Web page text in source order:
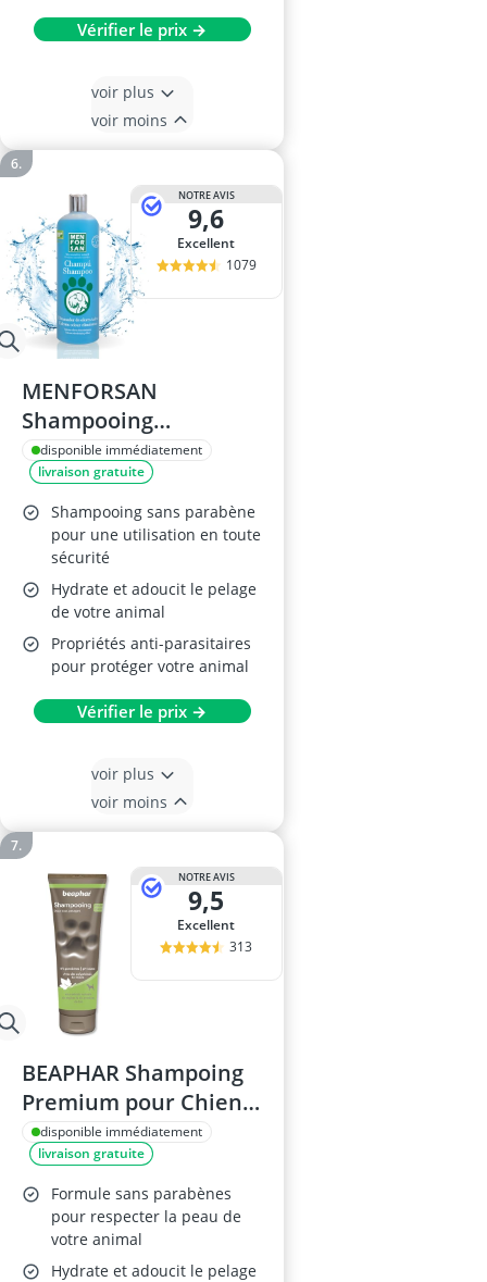
Vérifier le prix →
voir plus
voir moins
NOTRE AVIS
9,6
Excellent
1079
MENFORSAN
Shampooing
Éliminateur d'odeurs
pour Chiens 1L
disponible immédiatement
livraison gratuite
Shampooing sans parabène
pour une utilisation en toute
sécurité
Hydrate et adoucit le pelage
de votre animal
Propriétés anti-parasitaires
pour protéger votre animal
Vérifier le prix →
voir plus
voir moins
NOTRE AVIS
9,5
Excellent
313
BEAPHAR Shampoing
Premium pour Chien
250ml
disponible immédiatement
livraison gratuite
Formule sans parabènes
pour respecter la peau de
votre animal
Hydrate et adoucit le pelage